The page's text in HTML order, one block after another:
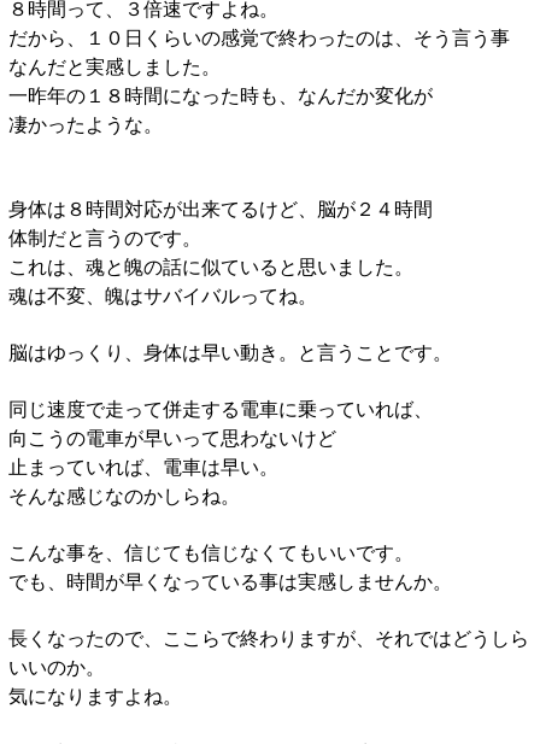
８時間って、３倍速ですよね。
だから、１０日くらいの感覚で終わったのは、そう言う事
なんだと実感しました。
一昨年の１８時間になった時も、なんだか変化が
凄かったような。
身体は８時間対応が出来てるけど、脳が２４時間
体制だと言うのです。
これは、魂と魄の話に似ていると思いました。
魂は不変、魄はサバイバルってね。
脳はゆっくり、身体は早い動き。と言うことです。
同じ速度で走って併走する電車に乗っていれば、
向こうの電車が早いって思わないけど
止まっていれば、電車は早い。
そんな感じなのかしらね。
こんな事を、信じても信じなくてもいいです。
でも、時間が早くなっている事は実感しませんか。
長くなったので、ここらで終わりますが、それではどうしら
いいのか。
気になりますよね。